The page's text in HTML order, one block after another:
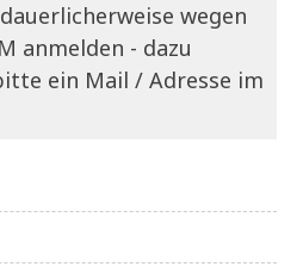
wegen
anmelden - dazu
ein Mail / Adresse im